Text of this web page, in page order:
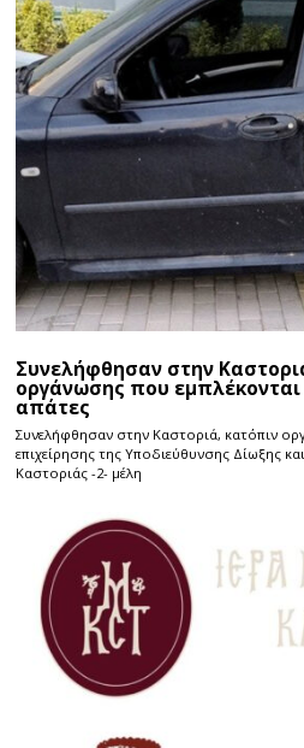
Συνελήφθησαν στην
οργάνωσης που
απάτες
Συνελήφθησαν στην Καστοριά, κατόπιν
επιχείρησης της Υποδιεύθυνσης Δίωξης
Καστοριάς -2- μέλη